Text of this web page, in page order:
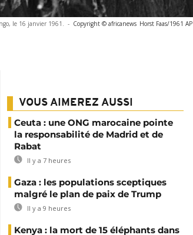
le 16 janvier 1961. - Copyright © africanews Horst Faas/1961 AP
VOUS AIMEREZ AUSSI
Ceuta : une ONG marocaine pointe
la responsabilité de Madrid et de
Rabat
Il y a 7 heures
Gaza : les populations sceptiques
malgré le plan de paix de Trump
Il y a 9 heures
Kenya : la mort de 15 éléphants dans